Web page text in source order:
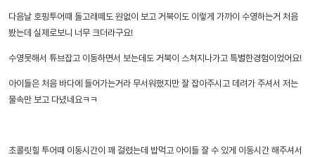
다음날 호핑투어때 돌고래떼도 원없이 보고 거북이도 이렇게 가까이 수영하는거 처음
봤는데 실제로보니 너무 크더라구요!
수영못해서 튜브잡고 이동하면서 보는데도 거북이 스쳐지나가고 특별한경험이었어요!
아이들은 처음 바다에 들어가는거라 무서워했지만 잘 잡아주시고 데려가 주셔서 저는
물속만 보고 다녔네요ㅋㅋ
초콜릿힐 투어때 이동시간이 꽤 걸렸는데 밥먹고 아이들 잘 수 있게 이동시간 해주셔서